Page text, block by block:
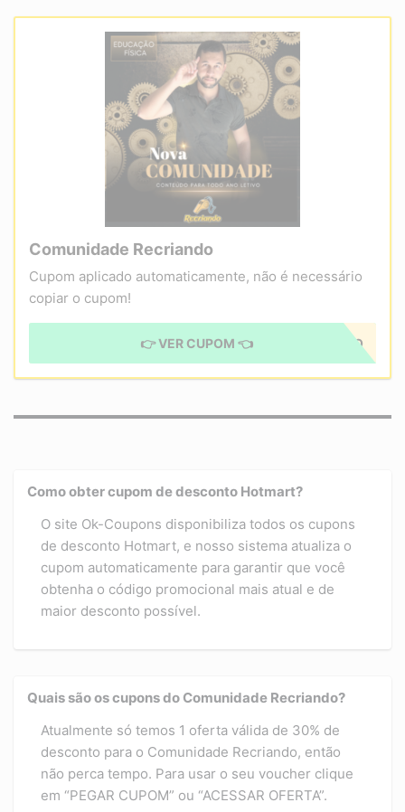
Comunidade Recriando
Cupom aplicado automaticamente, não é necessário
copiar o cupom!
CUPOM APLICADO
👉 VER CUPOM 👈
Como obter cupom de desconto Hotmart?
O site Ok-Coupons disponibiliza todos os cupons
de desconto Hotmart, e nosso sistema atualiza o
cupom automaticamente para garantir que você
obtenha o código promocional mais atual e de
maior desconto possível.
Quais são os cupons do Comunidade Recriando?
Atualmente só temos 1 oferta válida de 30% de
desconto para o Comunidade Recriando, então
não perca tempo. Para usar o seu voucher clique
em “PEGAR CUPOM” ou “ACESSAR OFERTA”.